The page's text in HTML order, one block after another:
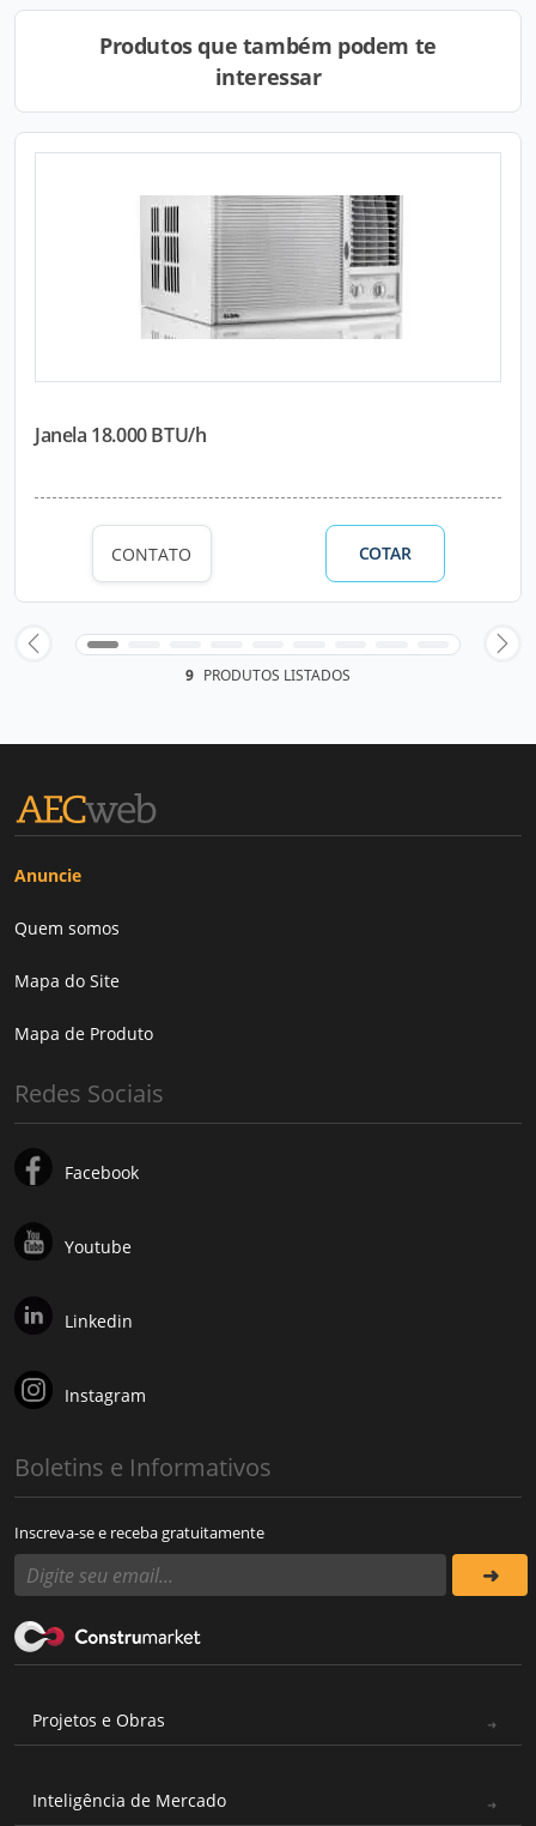
Produtos que também podem te
interessar
Janela 18.000 BTU/h
CONTATO COTAR
9 PRODUTOS LISTADOS
Anuncie
Quem somos
Mapa do Site
Mapa de Produto
Redes Sociais
Facebook
Youtube
Linkedin
Instagram
Boletins e Informativos
Inscreva-se e receba gratuitamente
Projetos e Obras
Inteligência de Mercado